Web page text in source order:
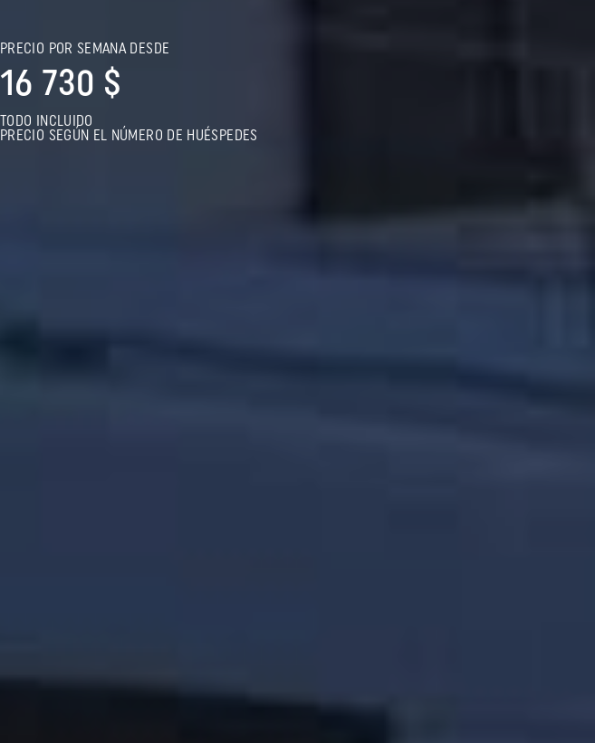
PRECIO POR SEMANA DESDE
16 730 $
TODO INCLUIDO
PRECIO SEGÚN EL NÚMERO DE HUÉSPEDES